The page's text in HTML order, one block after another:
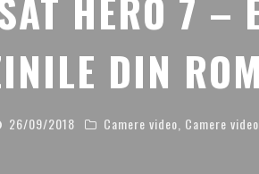
HERO 7 –
DIN
26/09/2018 Camere video Camere